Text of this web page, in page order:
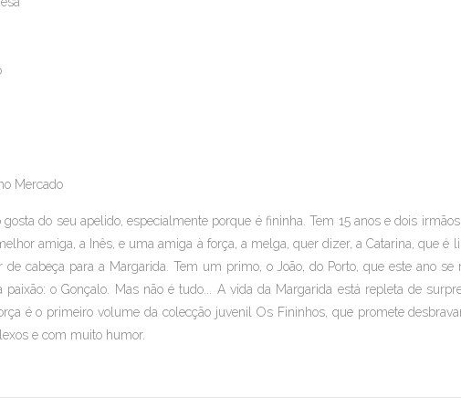
Mercado
do seu apelido, especialmente porque é fininha. Tem 15 anos e dois
amiga, a Inês, e uma amiga à força, a melga, quer dizer, a Catarina, que é
de cabeça para a Margarida. Tem um primo, o João, do Porto, que este ano se
o Gonçalo. Mas não é tudo... A vida da Margarida está repleta de
é o primeiro volume da colecção juvenil Os Fininhos, que promete
e com muito humor.